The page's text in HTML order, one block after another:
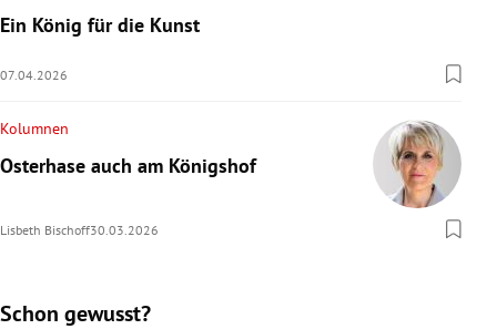
Ein König für die Kunst
07.04.2026
Kolumnen
Osterhase auch am Königshof
Lisbeth Bischoff30.03.2026
Schon gewusst?